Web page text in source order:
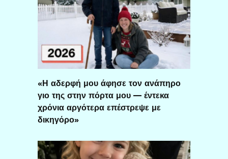
«Η αδερφή μου άφησε τον ανάπηρο
γιο της στην πόρτα μου — έντεκα
χρόνια αργότερα επέστρεψε με
δικηγόρο»